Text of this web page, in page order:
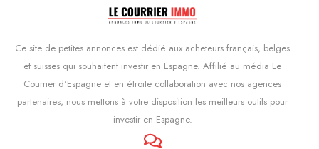
Ce site de petites annonces est dédié aux acheteurs français, belges
et suisses qui souhaitent investir en Espagne. Affilié au média Le
Courrier d'Espagne et en étroite collaboration avec nos agences
partenaires, nous mettons à votre disposition les meilleurs outils pour
investir en Espagne.